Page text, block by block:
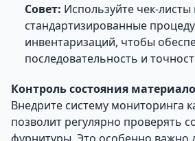
Совет: Используйте чек-листы
стандартизированные
инвентаризаций, чтобы
последовательность и
Контроль состояния
Внедрите систему мониторинга
позволит регулярно проверять